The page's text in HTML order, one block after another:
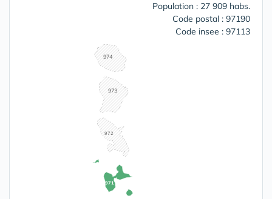
Population : 27 909 habs.
Code postal : 97190
Code insee : 97113
971
972
973
974